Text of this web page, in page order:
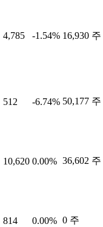
4,785 -1.54% 16,930 주
512 -6.74% 50,177 주
10,620 0.00% 36,602 주
814 0.00% 0 주